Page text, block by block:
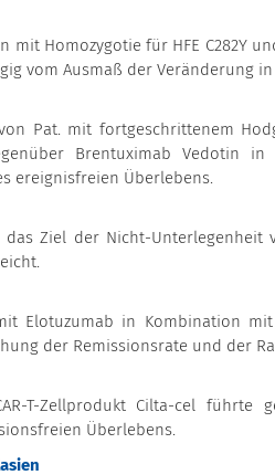
mit Homozygotie für HFE C282Y
vom Ausmaß der Veränderung
Pat. mit fortgeschrittenem
Brentuximab Vedotin
ereignisfreien Überlebens.
das Ziel der Nicht-Unterlegenheit
Elotuzumab in Kombination
der Remissionsrate und der
T-Zellprodukt Cilta-cel führte
Überlebens.